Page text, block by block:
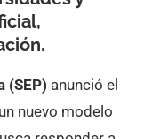
(SEP) anunció el
nuevo modelo